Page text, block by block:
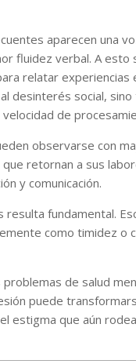
aparecen una
fluidez verbal. A
relatar experiencias
desinterés social,
de
observarse con
retornan a sus
y comunicación.
resulta fundamental.
como timidez o
de salud
puede
estigma que aún